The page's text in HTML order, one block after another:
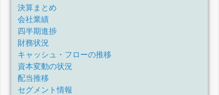
決算まとめ
会社業績
四半期進捗
財務状況
キャッシュ・フローの推移
資本変動の状況
配当推移
セグメント情報